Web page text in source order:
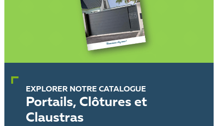
EXPLORER NOTRE CATALOGUE
Portails, Clôtures et
Claustras